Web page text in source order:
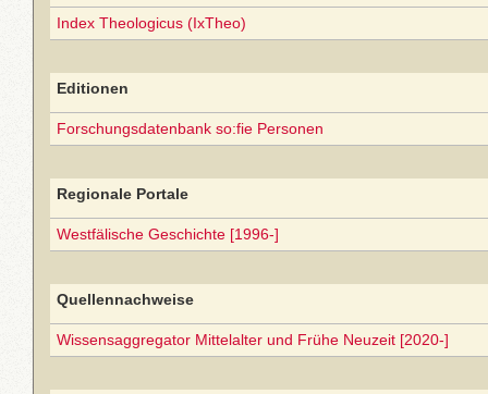
Index Theologicus (IxTheo)
Editionen
Forschungsdatenbank so:fie Personen
Regionale Portale
Westfälische Geschichte [1996-]
Quellennachweise
Wissensaggregator Mittelalter und Frühe Neuzeit [2020-]